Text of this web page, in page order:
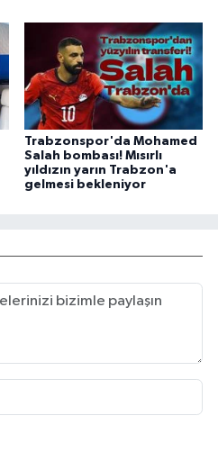
Trabzonspor'da Mohamed
Salah bombası! Mısırlı
yıldızın yarın Trabzon'a
gelmesi bekleniyor